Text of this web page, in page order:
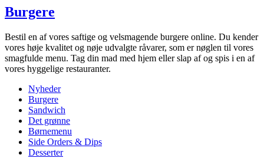
Burgere
Bestil en af vores saftige og velsmagende burgere online. Du kender
vores høje kvalitet og nøje udvalgte råvarer, som er nøglen til vores
smagfulde menu. Tag din mad med hjem eller slap af og spis i en af
vores hyggelige restauranter.
Nyheder
Burgere
Sandwich
Det grønne
Børnemenu
Side Orders & Dips
Desserter